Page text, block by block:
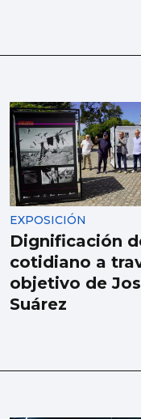
EXPOSICIÓN
Dignificación
cotidiano a
objetivo de
Suárez